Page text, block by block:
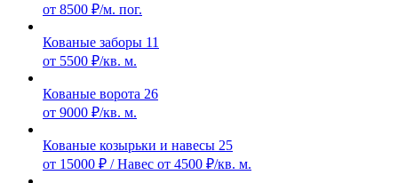
от 8500 ₽/м. пог.
Кованые заборы 11
от 5500 ₽/кв. м.
Кованые ворота 26
от 9000 ₽/кв. м.
Кованые козырьки и навесы 25
от 15000 ₽ / Навес от 4500 ₽/кв. м.